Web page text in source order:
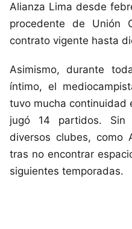
Alianza Lima desde
procedente de Unión
contrato vigente hasta
Asimismo, durante
íntimo, el
tuvo mucha continuidad
jugó 14 partidos.
diversos clubes, como
tras no encontrar
siguientes temporadas.